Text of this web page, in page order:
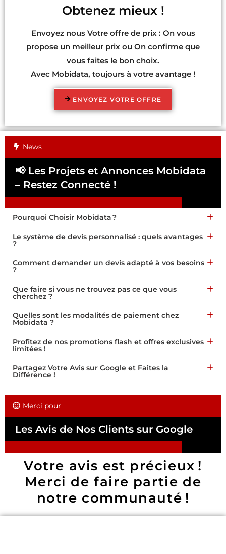
Obtenez mieux !
Envoyez nous Votre offre de prix : On vous
propose un meilleur prix ou On confirme que
vous faites le bon choix.
Avec Mobidata, toujours à votre avantage !
ENVOYEZ VOTRE OFFRE
News
📢 Les Projets et Annonces Mobidata
– Restez Connecté !
Pourquoi Choisir Mobidata ?
Le système de devis personnalisé : quels avantages
?
Comment demander un devis adapté à vos besoins
?
Que faire si vous ne trouvez pas ce que vous
cherchez ?
Quelles sont les modalités de paiement chez
Mobidata ?
Profitez de nos promotions flash et offres exclusives
limitées !
Partagez Votre Avis sur Google et Faites la
Différence !
Merci pour
Les Avis de Nos Clients sur Google
Votre avis est précieux !
Merci de faire partie de
notre communauté !